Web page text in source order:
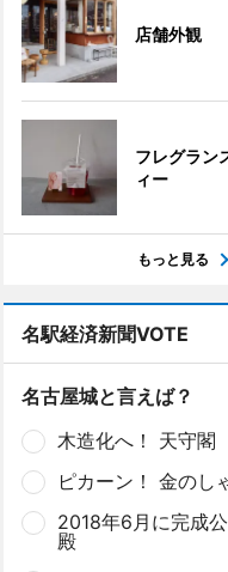
店舗外観
フレグラン
ィー
もっと見る
名駅経済新聞VOTE
名古屋城と言えば？
木造化へ！ 天守閣
ピカーン！ 金のし
2018年6月に完成
殿